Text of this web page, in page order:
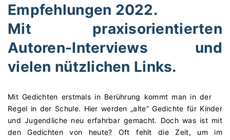
Empfehlungen 2022.
Mit praxisorientierten
Autoren-Interviews und
vielen nützlichen Links.
Mit Gedichten erstmals in Berührung kommt man in der
Regel in der Schule. Hier werden „alte“ Gedichte für Kinder
und Jugendliche neu erfahrbar gemacht. Doch was ist mit
den Gedichten von heute? Oft fehlt die Zeit, um im